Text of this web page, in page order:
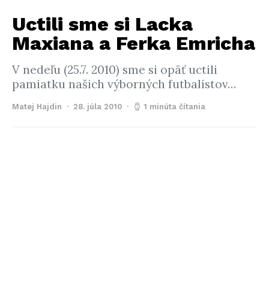
Uctili sme si Lacka
Maxiana a Ferka Emricha
V nedeľu (25.7. 2010) sme si opäť uctili
pamiatku našich výborných futbalistov…
Matej Hajdin 28. júla 2010 1 minúta čítania